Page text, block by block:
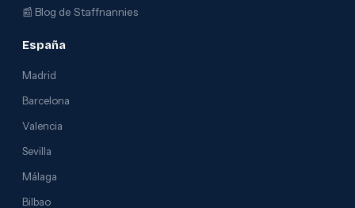
📰 Blog de Staffnannies
España
Madrid
Barcelona
Valencia
Sevilla
Málaga
Bilbao